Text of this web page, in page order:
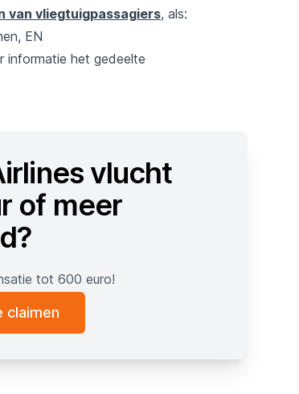
van vliegtuigpassagiers, als:
EN
informatie het gedeelte
vlucht
of meer
tot 600 euro!
claimen